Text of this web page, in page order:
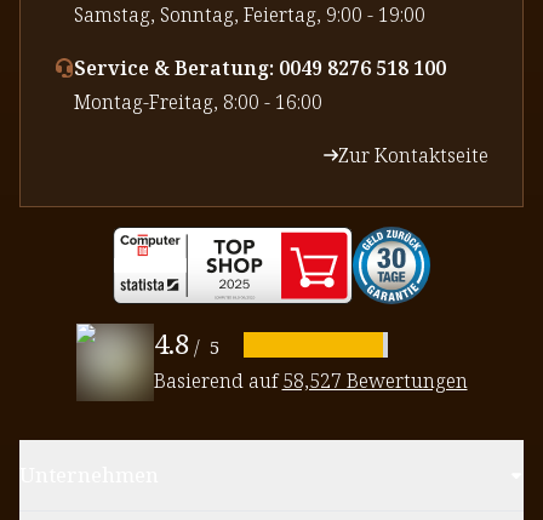
⁠Samstag, Sonntag, Feiertag, 9:00 - 19:00
Service & Beratung: 0049 8276 518 100
⁠Montag-Freitag, 8:00 - 16:00
Zur Kontaktseite
4.8 / 5
Basierend auf58,527 Bewertungen